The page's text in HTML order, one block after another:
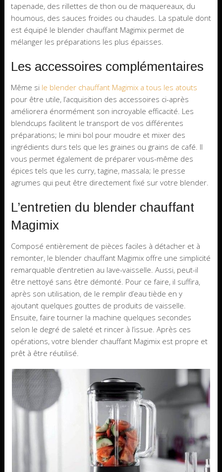
tapenade, des rillettes de thon ou de maquereaux, du
houmous, des sauces froides ou chaudes. La spatule dont
est équipé le blender chauffant Magimix permet de
mélanger les préparations les plus épaisses.
Les accessoires complémentaires
Même si le blender chauffant Magimix a tous les atouts
pour être utile, l’acquisition des accessoires ci-après
améliorera énormément son incroyable efficacité. Les
blendcups facilitent le transport de vos différentes
préparations; le mini bol pour moudre et mixer des
ingrédients durs tels que les graines ou grains de café. Il
vous permet également de préparer vous-même des
épices tels que les curry, tagine, massala; le presse
agrumes qui peut être directement fixé sur votre blender.
L’entretien du blender chauffant
Magimix
Composé entièrement de pièces faciles à détacher et à
remonter, le blender chauffant Magimix offre une simplicité
remarquable d’entretien au lave-vaisselle. Aussi, peut-il
être nettoyé sans être démonté. Pour ce faire, il suffira,
après son utilisation, de le remplir d’eau tiède en y
ajoutant quelques gouttes de produits de vaisselle.
Ensuite, faire tourner la machine quelques secondes
selon le degré de saleté et rincer à l’issue. Après ces
opérations, votre blender chauffant Magimix est propre et
prêt à être réutilisé.